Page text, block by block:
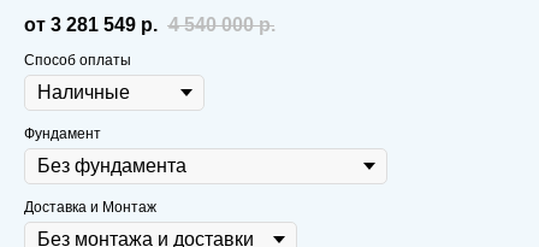
от 3 281 549 р. 4 540 000 р.
Способ оплаты
Фундамент
Доставка и Монтаж